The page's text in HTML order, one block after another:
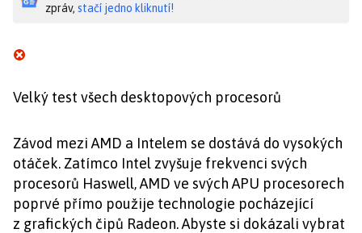
zpráv, stačí jedno kliknutí!
Velký test všech desktopových procesorů
Závod mezi AMD a Intelem se dostává do vysokých
otáček. Zatímco Intel zvyšuje frekvenci svých
procesorů Haswell, AMD ve svých APU procesorech
poprvé přímo použije technologie pocházející
z grafických čipů Radeon. Abyste si dokázali vybrat